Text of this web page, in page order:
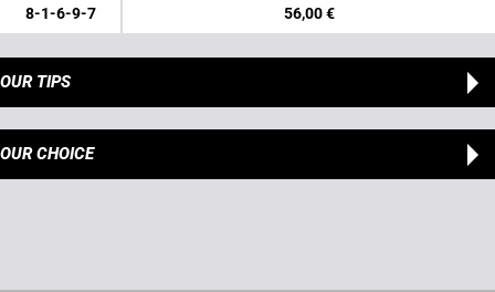
8-1-6-9-7 56,00 €
OUR TIPS
OUR CHOICE